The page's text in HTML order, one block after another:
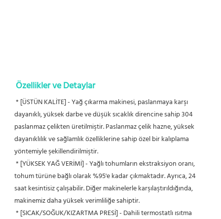
Özellikler ve Detaylar
* [ÜSTÜN KALİTE] - Yağ çıkarma makinesi, paslanmaya karşı
dayanıklı, yüksek darbe ve düşük sıcaklık direncine sahip 304
paslanmaz çelikten üretilmiştir. Paslanmaz çelik hazne, yüksek
dayanıklılık ve sağlamlık özelliklerine sahip özel bir kalıplama
yöntemiyle şekillendirilmiştir.
tohum türüne bağlı olarak %95'e kadar çıkmaktadır. Ayrıca, 24
saat kesintisiz çalışabilir. Diğer makinelerle karşılaştırıldığında,
makinemiz daha yüksek verimliliğe sahiptir.